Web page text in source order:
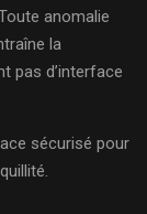
anomalie
la
pas d’interface
sécurisé pour